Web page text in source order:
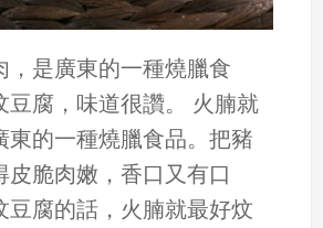
，是廣東的一種燒臘食
豆腐，味道很讚。 火腩就
東的一種燒臘食品。把豬
皮脆肉嫩，香口又有口
豆腐的話，火腩就最好炆